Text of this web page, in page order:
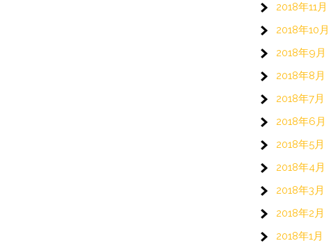
2018年11月
2018年10月
2018年9月
2018年8月
2018年7月
2018年6月
2018年5月
2018年4月
2018年3月
2018年2月
2018年1月